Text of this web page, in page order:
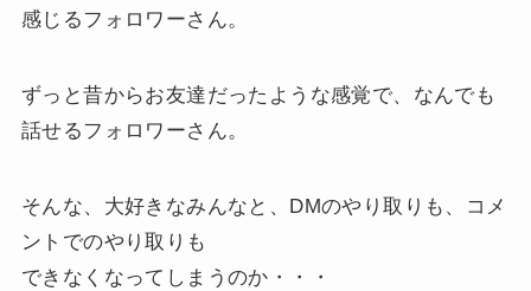
感じるフォロワーさん。
ずっと昔からお友達だったような感覚で、なんでも
話せるフォロワーさん。
そんな、大好きなみんなと、DMのやり取りも、コメ
ントでのやり取りも
できなくなってしまうのか・・・